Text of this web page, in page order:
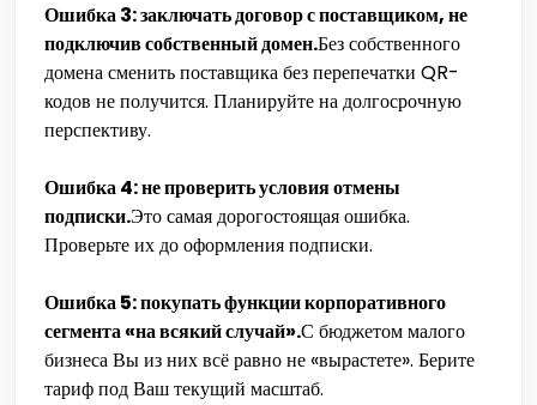
Ошибка 3: заключать договор с поставщиком, не
подключив собственный домен.Без собственного
домена сменить поставщика без перепечатки QR-
кодов не получится. Планируйте на долгосрочную
перспективу.
Ошибка 4: не проверить условия отмены
подписки.Это самая дорогостоящая ошибка.
Проверьте их до оформления подписки.
Ошибка 5: покупать функции корпоративного
сегмента «на всякий случай».С бюджетом малого
бизнеса Вы из них всё равно не «вырастете». Берите
тариф под Ваш текущий масштаб.